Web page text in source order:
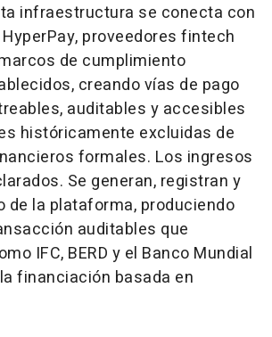
infraestructura se conecta con
proveedores fintech
de cumplimiento
creando vías de pago
auditables y accesibles
históricamente excluidas de
formales. Los ingresos
Se generan, registran y
de la plataforma, produciendo
auditables que
IFC, BERD y el Banco Mundial
financiación basada en